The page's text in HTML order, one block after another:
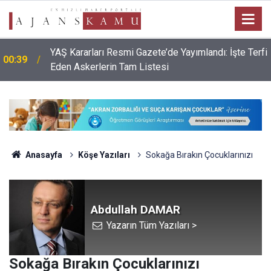
00:39
YAŞ Kararları Resmi Gazete’de Yayımlandı: İşte Terfi
Eden Askerlerin Tam Listesi
Anasayfa Köşe Yazıları Sokağa Bırakın Çocuklarınızı
Abdullah DAMAR
Yazarın Tüm Yazıları >
Sokağa Bırakın Çocuklarınızı